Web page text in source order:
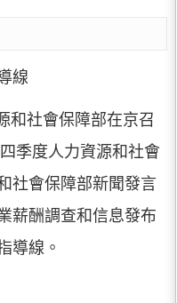
線
和社會保障部在京召
季度人力資源和社會
社會保障部新聞發言
薪酬調查和信息發布
導線。